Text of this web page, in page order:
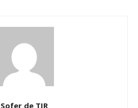
Sofer de TIR